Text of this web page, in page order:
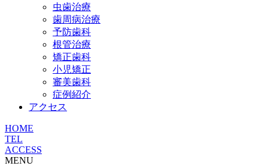
虫歯治療
歯周病治療
予防歯科
根管治療
矯正歯科
小児矯正
審美歯科
症例紹介
アクセス
HOME
TEL
ACCESS
MENU